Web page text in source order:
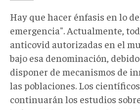
Hay que hacer énfasis en lo
emergencia". Actualmente,
anticovid autorizadas en el
bajo esa denominación,
disponer de mecanismos de
las poblaciones. Los
continuarán los estudios